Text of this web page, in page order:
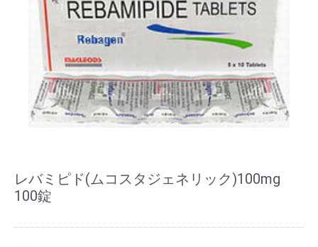
レバミピド(ムコスタジェネリック)100mg
100錠